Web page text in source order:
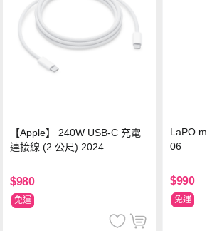
【Apple】 240W USB-C 充電
連接線 (2 公尺) 2024
$980
免運
LaPO
06
$990
免運